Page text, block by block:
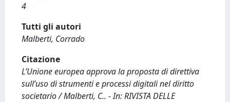
4
Tutti gli autori
Malberti, Corrado
Citazione
L’Unione europea approva la proposta di direttiva
sull’uso di strumenti e processi digitali nel diritto
societario / Malberti, C.. - In: RIVISTA DELLE